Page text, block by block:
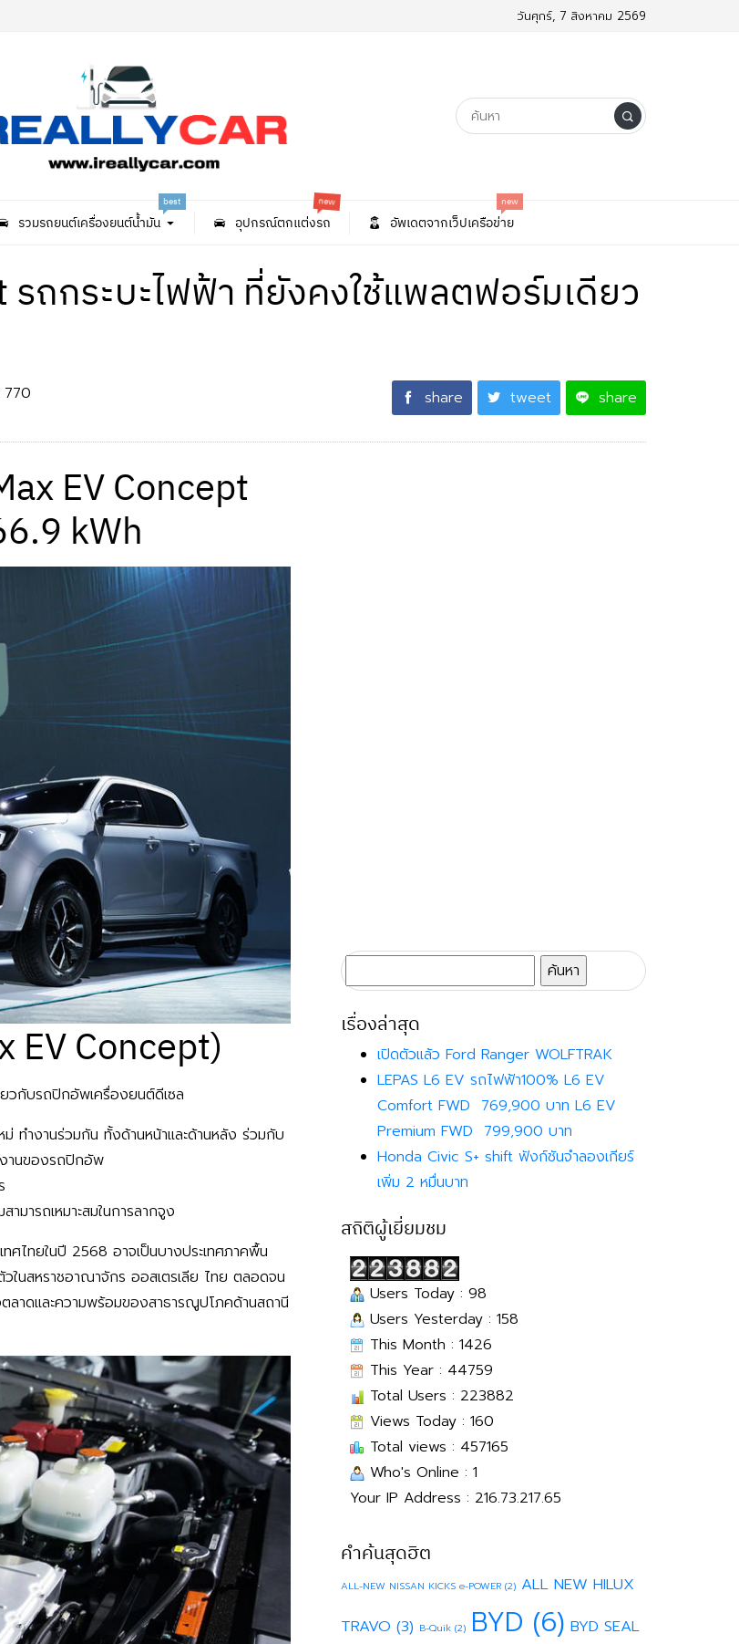
วันศุกร์, 7 สิงหาคม 2569
รวมรถยนต์เครื่องยนต์น้ำมัน
best
อุปกรณ์ตกแต่งรถ
new
อัพเดตจากเว็ปเครือข่าย
new
รถกระบะไฟฟ้า ที่ยังคงใช้แพลตฟอร์มเดียว
770 share tweet share
EV Concept
kWh
EV Concept)
วกับรถปิกอัพเครื่องยนต์ดีเซล
ทำงานร่วมกัน ทั้งด้านหน้าและด้านหลัง ร่วมกับ
งานของรถปิกอัพ
มารถเหมาะสมในการลากจูง
ศไทยในปี 2568 อาจเป็นบางประเทศภาคพื้น
ในสหราชอาณาจักร ออสเตรเลีย ไทย ตลอดจน
าดและความพร้อมของสาธารณูปโภคด้านสถานี
สำหรับ:
เรื่องล่าสุด
เปิดตัวแล้ว Ford Ranger WOLFTRAK
LEPAS L6 EV รถไฟฟ้า100% L6 EV
Comfort FWD 769,900 บาท L6 EV
Premium FWD 799,900 บาท
Honda Civic S+ shift ฟังก์ชันจำลองเกียร์
เพิ่ม 2 หมื่นบาท
สถิติผู้เยี่ยมชม
Users Today : 98
Users Yesterday : 158
This Month : 1426
This Year : 44759
Total Users : 223882
Views Today : 160
Total views : 457165
Who's Online : 1
Your IP Address : 216.73.217.65
คำค้นสุดฮิต
ALL-NEW NISSAN KICKS e-POWER (2) ALL NEW HILUX
TRAVO (3) B-Quik (2) BYD (6) BYD SEAL